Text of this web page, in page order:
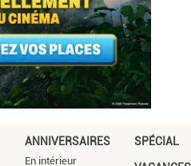
ANNIVERSAIRES
En intérieur
SPÉCIAL